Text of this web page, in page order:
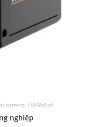
camera, HIKRobot
nghiệp